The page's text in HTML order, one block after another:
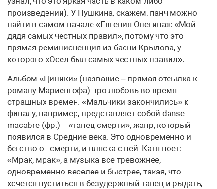
произведении). У Пушкина, скажем, панч можно
найти в самом начале «Евгения Онегина»: «Мой
дядя самых честных правил», потому что это
прямая реминисценция из басни Крылова, у
которого «Осел был самых честных правил».
Альбом «Циники» (название – прямая отсылка к
роману Мариенгофа) про любовь во время
страшных времен. «Мальчики закончились» к
финалу, например, представляет собой danse
macabre (фр.) – «танец смерти», жанр, который
появился в Средние века. Это одновременно и
бегство от смерти, и пляска с ней. Катя поет:
«Мрак, мрак», а музыка все тревожнее,
одновременно веселее и быстрее, такая, что
хочется пуститься в безудержный танец и рыдать,